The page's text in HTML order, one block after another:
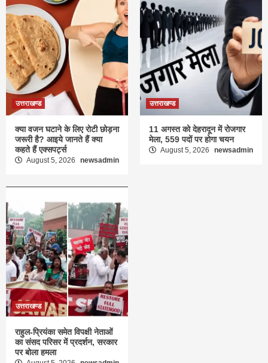
उत्तराखण्ड
क्या वजन घटाने के लिए रोटी छोड़ना
जरूरी है? आइये जानते हैं क्या
कहते हैं एक्सपर्ट्स
August 5, 2026 newsadmin
उत्तराखण्ड
11 अगस्त को देहरादून में रोजगार
मेला, 559 पदों पर होगा चयन
August 5, 2026 newsadmin
उत्तराखण्ड
राहुल-प्रियंका समेत विपक्षी नेताओं
का संसद परिसर में प्रदर्शन, सरकार
पर बोला हमला